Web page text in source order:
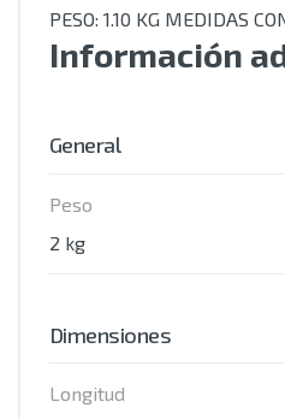
PESO: 1.10 KG MEDIDAS
Información
General
Peso
2 kg
Dimensiones
Longitud